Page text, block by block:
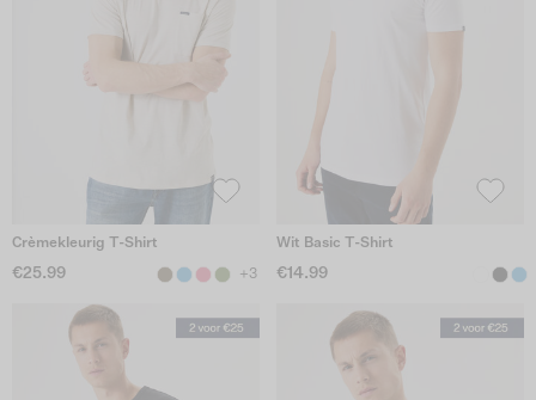
Crèmekleurig T-Shirt
€25.99 +3
Wit Basic T-Shirt
€14.99